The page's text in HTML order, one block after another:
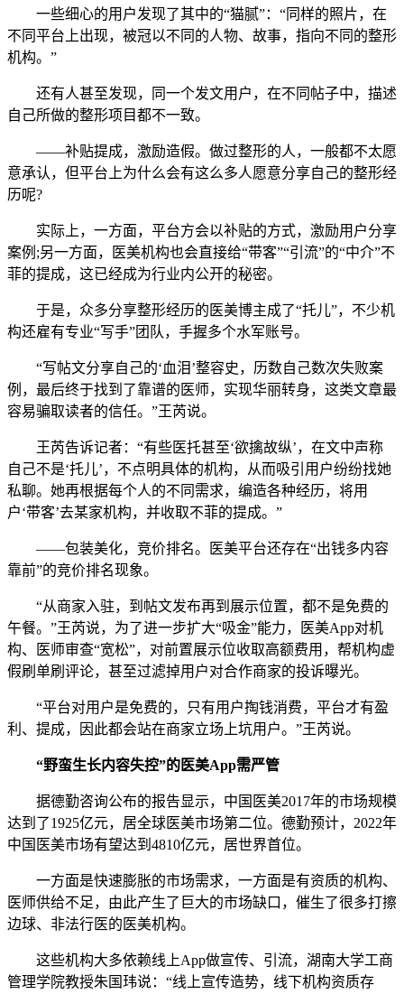
一些细心的用户发现了其中的“猫腻”：“同样的照片，在
不同平台上出现，被冠以不同的人物、故事，指向不同的整形
机构。”
还有人甚至发现，同一个发文用户，在不同帖子中，描述
自己所做的整形项目都不一致。
——补贴提成，激励造假。做过整形的人，一般都不太愿
意承认，但平台上为什么会有这么多人愿意分享自己的整形经
历呢?
实际上，一方面，平台方会以补贴的方式，激励用户分享
案例;另一方面，医美机构也会直接给“带客”“引流”的“中介”不
菲的提成，这已经成为行业内公开的秘密。
于是，众多分享整形经历的医美博主成了“托儿”，不少机
构还雇有专业“写手”团队，手握多个水军账号。
“写帖文分享自己的‘血泪’整容史，历数自己数次失败案
例，最后终于找到了靠谱的医师，实现华丽转身，这类文章最
容易骗取读者的信任。”王芮说。
王芮告诉记者：“有些医托甚至‘欲擒故纵’，在文中声称
自己不是‘托儿’，不点明具体的机构，从而吸引用户纷纷找她
私聊。她再根据每个人的不同需求，编造各种经历，将用
户‘带客’去某家机构，并收取不菲的提成。”
——包装美化，竞价排名。医美平台还存在“出钱多内容
靠前”的竞价排名现象。
“从商家入驻，到帖文发布再到展示位置，都不是免费的
午餐。”王芮说，为了进一步扩大“吸金”能力，医美App对机
构、医师审查“宽松”，对前置展示位收取高额费用，帮机构虚
假刷单刷评论，甚至过滤掉用户对合作商家的投诉曝光。
“平台对用户是免费的，只有用户掏钱消费，平台才有盈
利、提成，因此都会站在商家立场上坑用户。”王芮说。
“野蛮生长内容失控”的医美App需严管
据德勤咨询公布的报告显示，中国医美2017年的市场规模
达到了1925亿元，居全球医美市场第二位。德勤预计，2022年
中国医美市场有望达到4810亿元，居世界首位。
一方面是快速膨胀的市场需求，一方面是有资质的机构、
医师供给不足，由此产生了巨大的市场缺口，催生了很多打擦
边球、非法行医的医美机构。
这些机构大多依赖线上App做宣传、引流，湖南大学工商
管理学院教授朱国玮说：“线上宣传造势，线下机构资质存